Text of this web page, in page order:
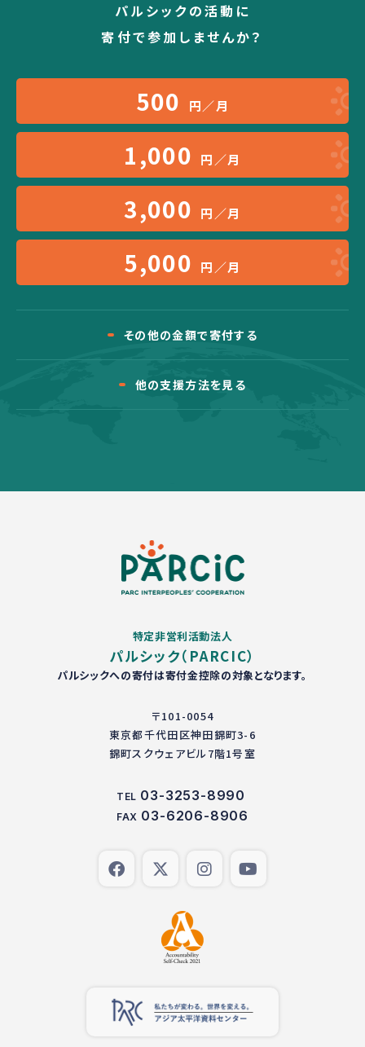
パルシックの活動に
寄付で参加しませんか？
500 円／月
1,000 円／月
3,000 円／月
5,000 円／月
その他の金額で寄付する
他の支援方法を見る
特定非営利活動法人
パルシック（PARCIC）
パルシックへの寄付は寄付金控除の対象となります。
〒101-0054
東京都千代田区神田錦町3-6
錦町スクウェアビル7階1号室
TEL 03-3253-8990
FAX 03-6206-8906